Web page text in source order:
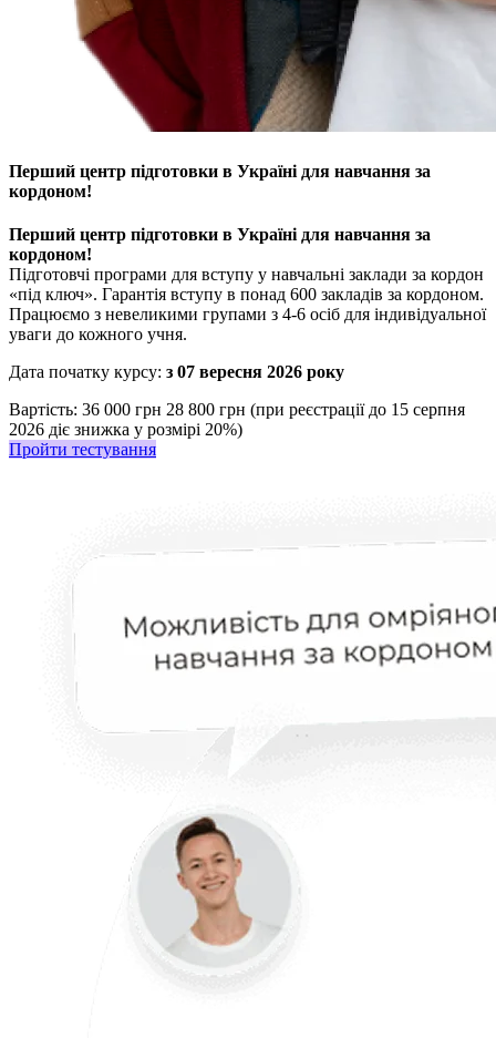
Перший центр підготовки в Україні для навчання за
кордоном!
Перший центр підготовки в Україні для навчання за
кордоном!
Підготовчі програми для вступу у навчальні заклади за кордон
«під ключ». Гарантія вступу в понад 600 закладів за кордоном.
Працюємо з невеликими групами з 4-6 осіб для індивідуальної
уваги до кожного учня.
Дата початку курсу: з 07 вересня 2026 року
Вартість: 36 000 грн 28 800 грн (при реєстрації до 15 серпня
2026 діє знижка у розмірі 20%)
Пройти тестування